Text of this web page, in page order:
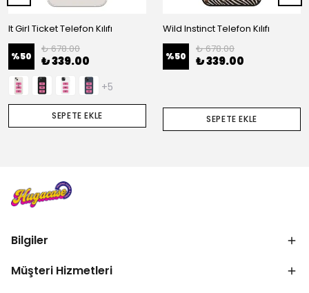
It Girl Ticket Telefon Kılıfı
%50
₺ 678.00
₺ 339.00
+5
SEPETE EKLE
Wild Instinct Telefon Kılıfı
%50
₺ 678.00
₺ 339.00
SEPETE EKLE
Bilgiler
Müşteri Hizmetleri